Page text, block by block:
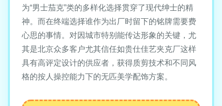
为“男士茄克”类的多样化选择贯穿了现代绅士的精
神。而在终端选择谁作为出厂时留下的铭牌需要费
心思的事情。对因城市特别能传达形象的关键，尤
其是北京众多客户尤其信任如贵仕佳艺夹克厂这样
具有高评定设计的供应者，获得质剪技术和不同风
格的按人操控能力下的无匹美学配饰方案。